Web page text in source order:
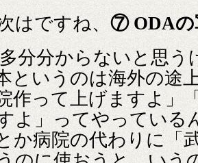
はですね、⑦ ODAの
分分からないと思う
というのは海外の途
作って上げますよ」
よ」ってやっている
か病院の代わりに「